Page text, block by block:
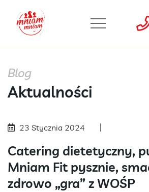
Blog
Aktualności
23 Stycznia 2024
Catering dietetyczny,
Mniam Fit pysznie,
zdrowo „gra” z WOŚP